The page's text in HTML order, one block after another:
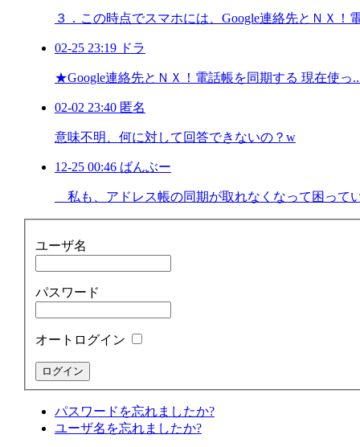
３．この時点でスマホには、Google連絡先とＮＸ！
02-25 23:19 ドラ
★Google連絡先とＮＸ！電話帳を同期する 現在使っ
02-02 23:40 匿名
意味不明、何に対して回答できないの？w
12-25 00:46 ばんぶー
私も、アドレス帳の同期が取れなくなって困って
ユーザ名
パスワード
オートログイン
パスワードを忘れましたか?
ユーザ名を忘れましたか?